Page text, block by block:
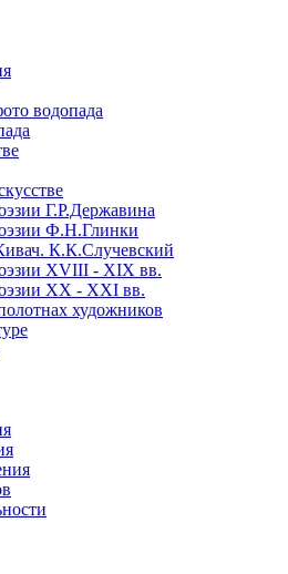
водопада
Г.Р.Державина
Ф.Н.Глинки
К.К.Случевский
XVIII - XIX вв.
XX - XXI вв.
художников